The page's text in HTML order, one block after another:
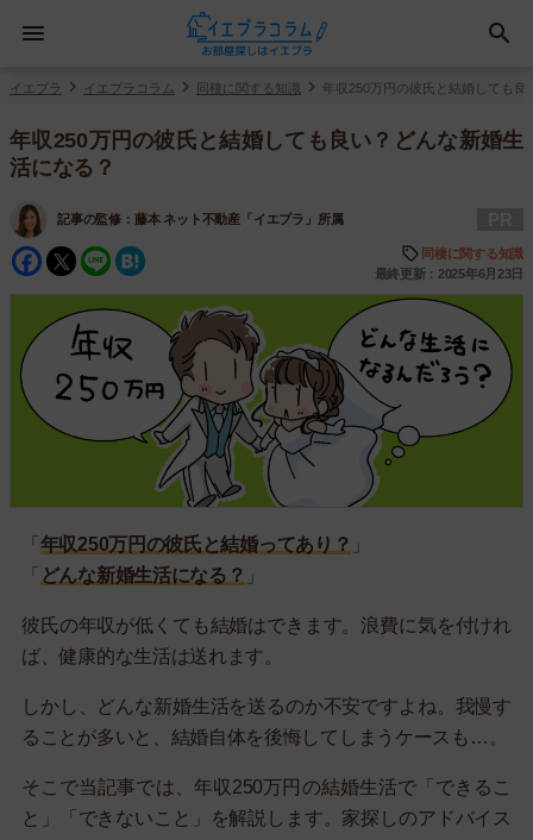
イエプラ イエプラコラム 同棲に関する知識 年収250万円の彼氏と結婚しても
年収250万円の彼氏と結婚しても良い？どんな新婚生
活になる？
記事の監修： 藤本 ネット不動産「イエプラ」所属
Facebook
Twitter
Line
同棲に関する知識
最終更新：2025年6月23日
「 年収250万円の彼氏と結婚ってあり？ 」
「 どんな新婚生活になる？ 」
彼氏の年収が低くても結婚はできます。浪費に気を付けれ
ば、健康的な生活は送れます。
しかし、どんな新婚生活を送るのか不安ですよね。我慢す
ることが多いと、結婚自体を後悔してしまうケースも…。
そこで当記事では、年収250万円の結婚生活で「できるこ
と」「できないこと」を解説します。家探しのアドバイス